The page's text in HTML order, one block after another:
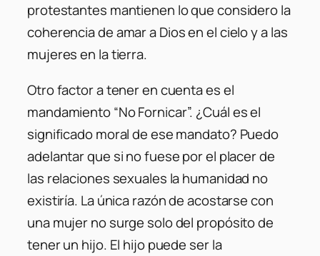
protestantes mantienen lo que considero la
coherencia de amar a Dios en el cielo y a las
mujeres en la tierra.
Otro factor a tener en cuenta es el
mandamiento “No Fornicar”. ¿Cuál es el
significado moral de ese mandato? Puedo
adelantar que si no fuese por el placer de
las relaciones sexuales la humanidad no
existiría. La única razón de acostarse con
una mujer no surge solo del propósito de
tener un hijo. El hijo puede ser la